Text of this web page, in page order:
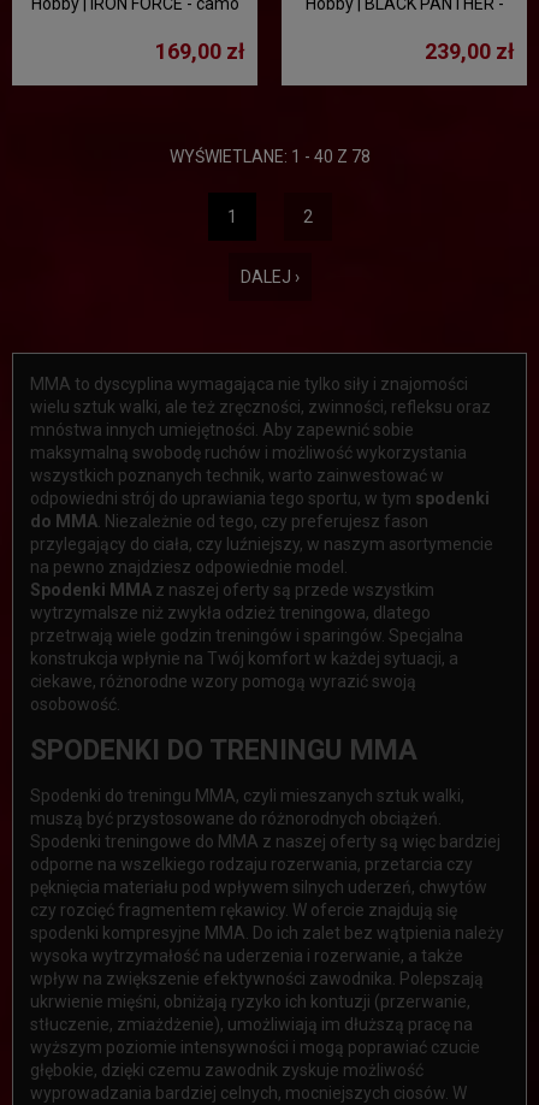
169,00 zł 239,00 zł
WYŚWIETLANE: 1 - 40 Z 78
1 2
DALEJ ›
MMA to dyscyplina wymagająca nie tylko siły i znajomości
wielu sztuk walki, ale też zręczności, zwinności, refleksu oraz
mnóstwa innych umiejętności. Aby zapewnić sobie
maksymalną swobodę ruchów i możliwość wykorzystania
wszystkich poznanych technik, warto zainwestować w
odpowiedni strój do uprawiania tego sportu, w tym spodenki
do MMA. Niezależnie od tego, czy preferujesz fason
przylegający do ciała, czy luźniejszy, w naszym asortymencie
na pewno znajdziesz odpowiednie model.
Spodenki MMA z naszej oferty są przede wszystkim
wytrzymalsze niż zwykła odzież treningowa, dlatego
przetrwają wiele godzin treningów i sparingów. Specjalna
konstrukcja wpłynie na Twój komfort w każdej sytuacji, a
ciekawe, różnorodne wzory pomogą wyrazić swoją
osobowość.
SPODENKI DO TRENINGU MMA
Spodenki do treningu MMA, czyli mieszanych sztuk walki,
muszą być przystosowane do różnorodnych obciążeń.
Spodenki treningowe do MMA z naszej oferty są więc bardziej
odporne na wszelkiego rodzaju rozerwania, przetarcia czy
pęknięcia materiału pod wpływem silnych uderzeń, chwytów
czy rozcięć fragmentem rękawicy. W ofercie znajdują się
spodenki kompresyjne MMA. Do ich zalet bez wątpienia należy
wysoka wytrzymałość na uderzenia i rozerwanie, a także
wpływ na zwiększenie efektywności zawodnika. Polepszają
ukrwienie mięśni, obniżają ryzyko ich kontuzji (przerwanie,
stłuczenie, zmiażdżenie), umożliwiają im dłuższą pracę na
wyższym poziomie intensywności i mogą poprawiać czucie
głębokie, dzięki czemu zawodnik zyskuje możliwość
wyprowadzania bardziej celnych, mocniejszych ciosów. W